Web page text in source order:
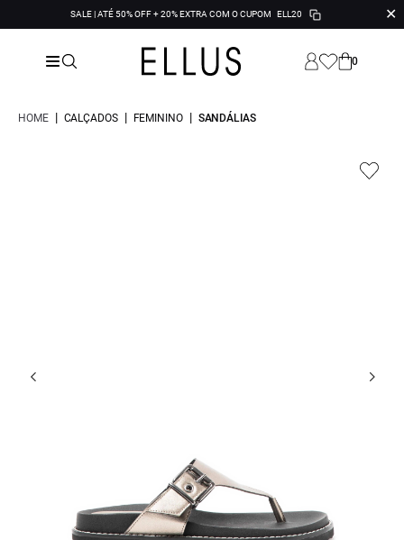
SALE | ATÉ 50% OFF + 20% EXTRA COM O CUPOM ELL20 ✕
0
HOME | CALÇADOS | FEMININO | SANDÁLIAS